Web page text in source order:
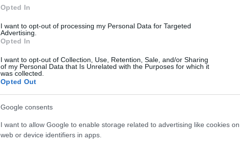
Opted In
I want to opt-out of processing my Personal Data for Targeted
Advertising.
Opted In
I want to opt-out of Collection, Use, Retention, Sale, and/or Sharing
of my Personal Data that Is Unrelated with the Purposes for which it
was collected.
Opted Out
Google consents
I want to allow Google to enable storage related to advertising like cookies on
web or device identifiers in apps.